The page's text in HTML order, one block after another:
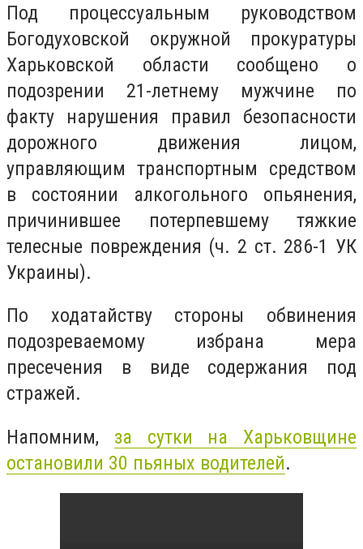
Под процессуальным руководством
Богодуховской окружной прокуратуры
Харьковской области сообщено о
подозрении 21-летнему мужчине по
факту нарушения правил безопасности
дорожного движения лицом,
управляющим транспортным средством
в состоянии алкогольного опьянения,
причинившее потерпевшему тяжкие
телесные повреждения (ч. 2 ст. 286-1 УК
Украины).
По ходатайству стороны обвинения
подозреваемому избрана мера
пресечения в виде содержания под
стражей.
Напомним, за сутки на Харьковщине
остановили 30 пьяных водителей.